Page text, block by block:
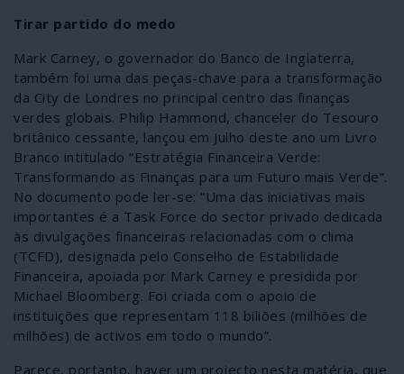
Tirar partido do medo
Mark Carney, o governador do Banco de Inglaterra,
também foi uma das peças-chave para a transformação
da City de Londres no principal centro das finanças
verdes globais. Philip Hammond, chanceler do Tesouro
britânico cessante, lançou em Julho deste ano um Livro
Branco intitulado “Estratégia Financeira Verde:
Transformando as Finanças para um Futuro mais Verde”.
No documento pode ler-se: “Uma das iniciativas mais
importantes é a Task Force do sector privado dedicada
às divulgações financeiras relacionadas com o clima
(TCFD), designada pelo Conselho de Estabilidade
Financeira, apoiada por Mark Carney e presidida por
Michael Bloomberg. Foi criada com o apoio de
instituições que representam 118 biliões (milhões de
milhões) de activos em todo o mundo”.
Parece, portanto, haver um projecto nesta matéria, que